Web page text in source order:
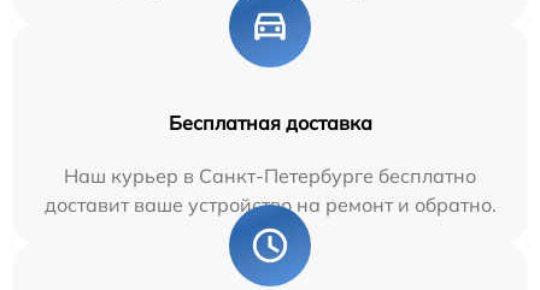
Бесплатная доставка
Наш курьер в Санкт-Петербурге бесплатно
доставит ваше устройство на ремонт и обратно.